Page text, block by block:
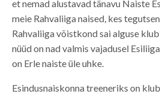
et nemad alustavad tänavu Naiste
meie Rahvaliiga naised, kes
Rahvaliiga võistkond sai alguse
nüüd on nad valmis vajadusel
on Erle naiste üle uhke.
Esindusnaiskonna treeneriks on